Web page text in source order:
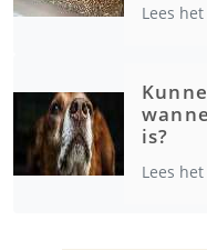
Lees
is?
Lees